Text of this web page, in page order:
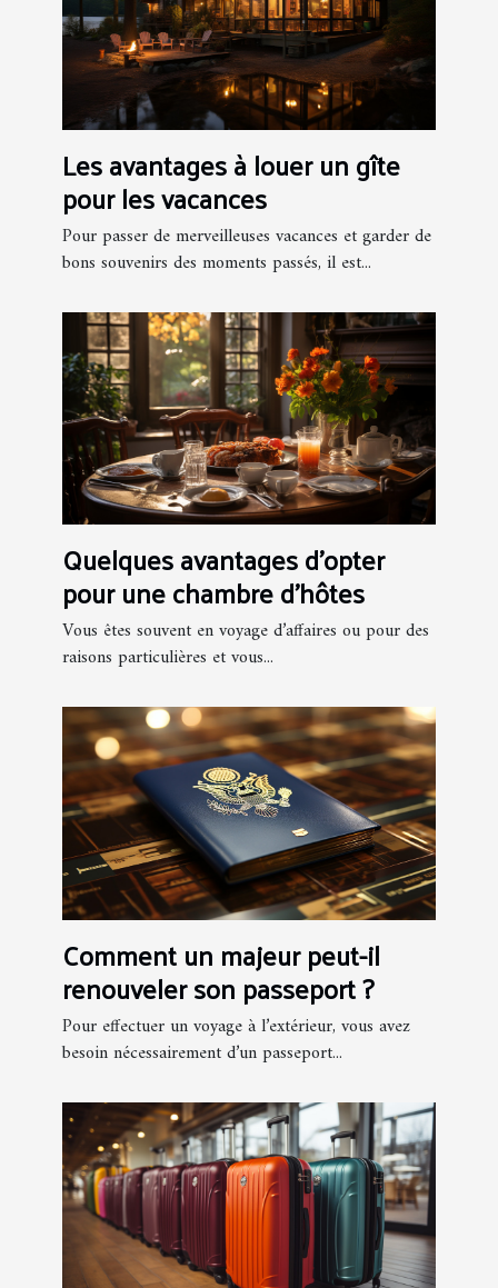
Les avantages à louer un gîte
pour les vacances
Pour passer de merveilleuses vacances et garder de
bons souvenirs des moments passés, il est...
Quelques avantages d'opter
pour une chambre d'hôtes
Vous êtes souvent en voyage d’affaires ou pour des
raisons particulières et vous...
Comment un majeur peut-il
renouveler son passeport ?
Pour effectuer un voyage à l’extérieur, vous avez
besoin nécessairement d’un passeport...